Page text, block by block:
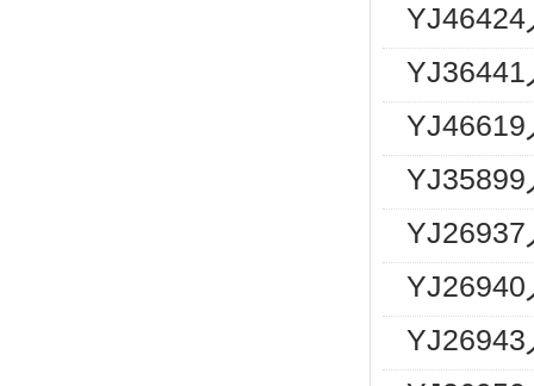
YJ46424
YJ36441
YJ46619
YJ35899
YJ26937
YJ26940
YJ26943